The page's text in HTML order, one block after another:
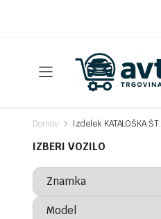
Domov Izdelek KATALOŠKA ŠT.
IZBERI VOZILO